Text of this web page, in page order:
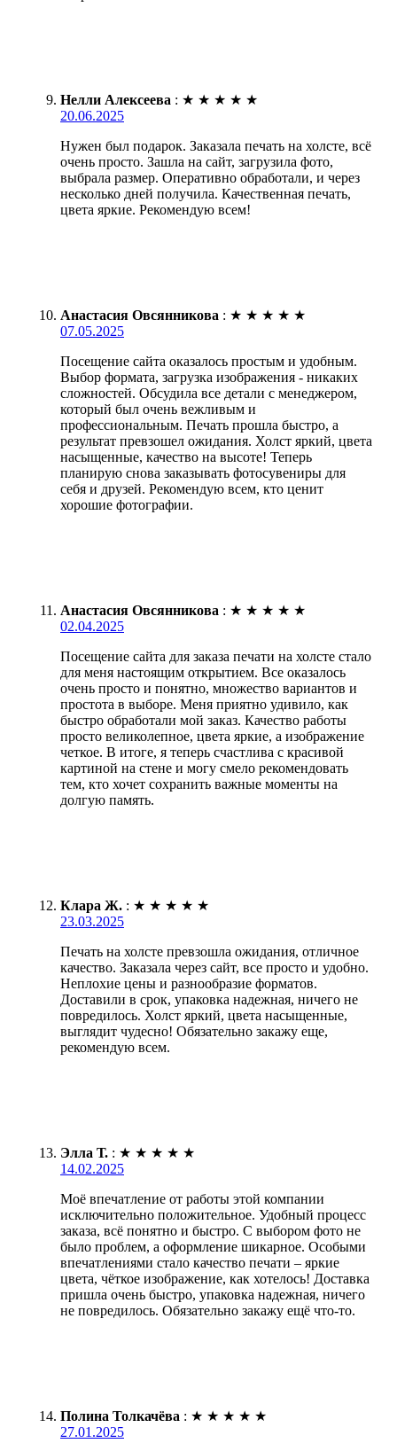
Нелли Алексеева : ★ ★ ★ ★ ★
20.06.2025
Нужен был подарок. Заказала печать на холсте, всё
очень просто. Зашла на сайт, загрузила фото,
выбрала размер. Оперативно обработали, и через
несколько дней получила. Качественная печать,
цвета яркие. Рекомендую всем!
Анастасия Овсянникова : ★ ★ ★ ★ ★
07.05.2025
Посещение сайта оказалось простым и удобным.
Выбор формата, загрузка изображения - никаких
сложностей. Обсудила все детали с менеджером,
который был очень вежливым и
профессиональным. Печать прошла быстро, а
результат превзошел ожидания. Холст яркий, цвета
насыщенные, качество на высоте! Теперь
планирую снова заказывать фотосувениры для
себя и друзей. Рекомендую всем, кто ценит
хорошие фотографии.
Анастасия Овсянникова : ★ ★ ★ ★ ★
02.04.2025
Посещение сайта для заказа печати на холсте стало
для меня настоящим открытием. Все оказалось
очень просто и понятно, множество вариантов и
простота в выборе. Меня приятно удивило, как
быстро обработали мой заказ. Качество работы
просто великолепное, цвета яркие, а изображение
четкое. В итоге, я теперь счастлива с красивой
картиной на стене и могу смело рекомендовать
тем, кто хочет сохранить важные моменты на
долгую память.
Клара Ж. : ★ ★ ★ ★ ★
23.03.2025
Печать на холсте превзошла ожидания, отличное
качество. Заказала через сайт, все просто и удобно.
Неплохие цены и разнообразие форматов.
Доставили в срок, упаковка надежная, ничего не
повредилось. Холст яркий, цвета насыщенные,
выглядит чудесно! Обязательно закажу еще,
рекомендую всем.
Элла Т. : ★ ★ ★ ★ ★
14.02.2025
Моё впечатление от работы этой компании
исключительно положительное. Удобный процесс
заказа, всё понятно и быстро. С выбором фото не
было проблем, а оформление шикарное. Особыми
впечатлениями стало качество печати – яркие
цвета, чёткое изображение, как хотелось! Доставка
пришла очень быстро, упаковка надежная, ничего
не повредилось. Обязательно закажу ещё что-то.
Полина Толкачёва : ★ ★ ★ ★ ★
27.01.2025